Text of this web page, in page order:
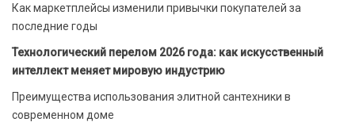
Как маркетплейсы изменили привычки покупателей за
последние годы
Технологический перелом 2026 года: как искусственный
интеллект меняет мировую индустрию
Преимущества использования элитной сантехники в
современном доме